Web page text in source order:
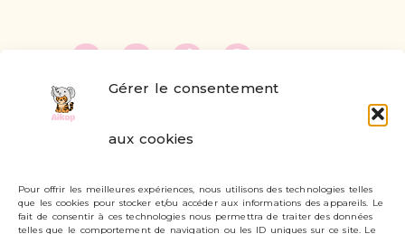
Gérer le consentement
aux cookies
Pour offrir les meilleures expériences, nous utilisons des technologies telles
que les cookies pour stocker et/ou accéder aux informations des appareils. Le
fait de consentir à ces technologies nous permettra de traiter des données
telles que le comportement de navigation ou les ID uniques sur ce site. Le
Livraisons et retours
Mon compte